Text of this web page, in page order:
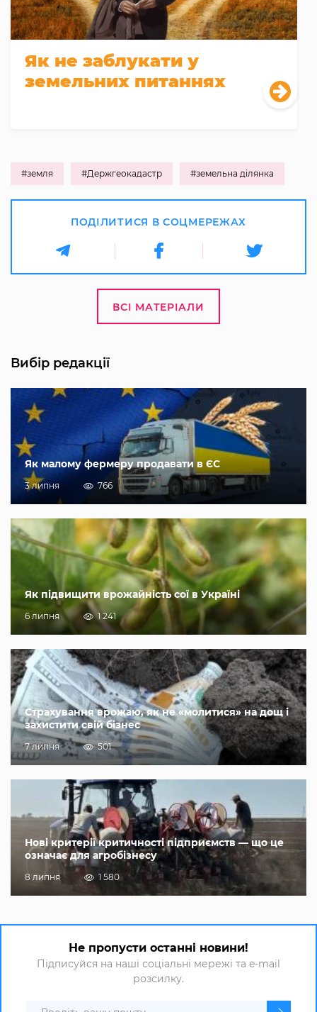
Як не заблукати у
земельних питаннях
#земля #Держгеокадастр #земельна ділянка
ПОДІЛИТИСЯ В СОЦМЕРЕЖАХ
ВСІ МАТЕРІАЛИ
Вибір редакції
Як малому фермеру продавати в ЄС
3 липня 766
Як підвищити врожайність сої в Україні
6 липня 1 241
Страхування врожаю, як не «молитися» на дощ і
захистити свій бізнес
7 липня 501
Нові критерії критичності підприємств — що це
означає для агробізнесу
8 липня 1 580
Не пропусти останні новини!
Підписуйся на наші соціальні мережі та e-mail
розсилку.